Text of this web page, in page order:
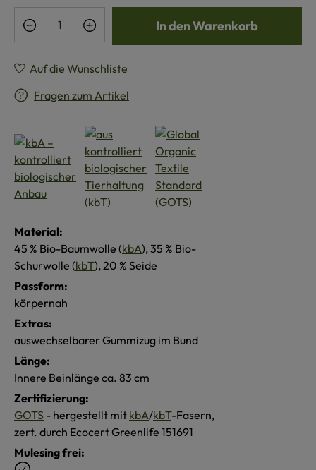
Produkt Anzahl: Gib den gewünschten
In den Warenkorb
Auf die Wunschliste
Fragen zum Artikel
Material:
45 % Bio-Baumwolle (kbA), 35 % Bio-
Schurwolle (kbT), 20 % Seide
Passform:
körpernah
Extras:
auswechselbarer Gummizug im Bund
Länge:
Innere Beinlänge ca. 83 cm
Zertifizierung:
GOTS - hergestellt mit kbA/kbT-Fasern,
zert. durch Ecocert Greenlife 151691
Mulesing frei: